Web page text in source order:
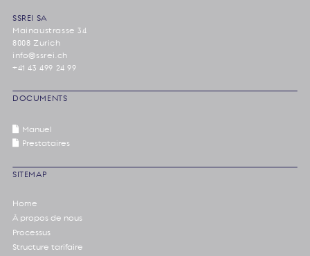
SSREI SA
Mainaustrasse 34
8008 Zurich
info@ssrei.ch
+41 43 499 24 99
DOCUMENTS
Manuel
Prestataires
SITEMAP
Home
À propos de nous
Processus
Structure tarifaire